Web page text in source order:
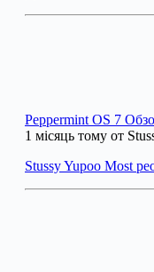
Peppermint OS 7
1 місяць тому от
Stussy Yupoo Most